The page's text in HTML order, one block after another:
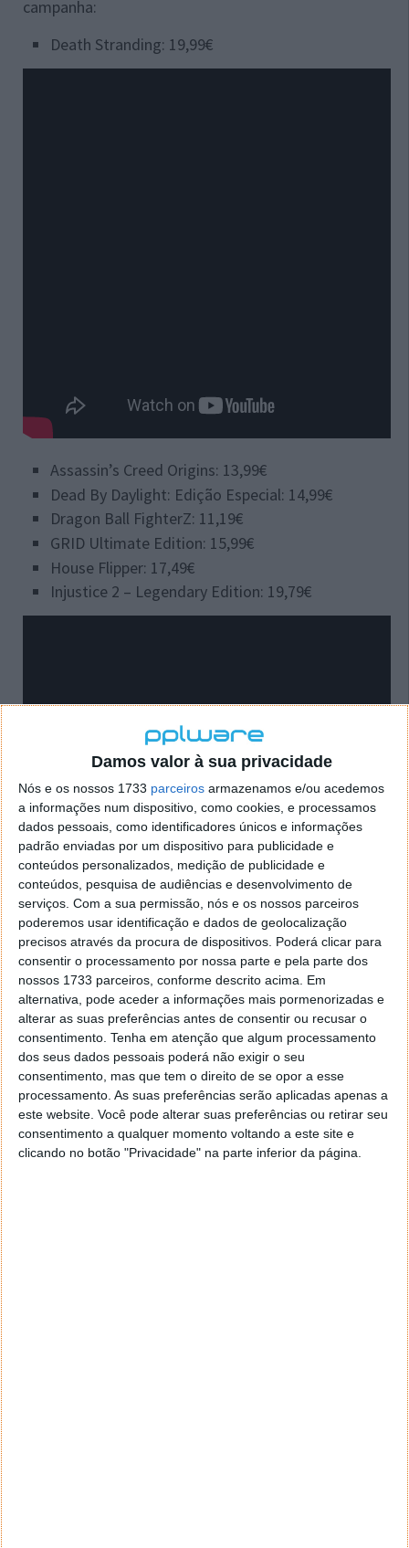
Damos valor à sua privacidade
Nós e os nossos 1733 parceiros armazenamos e/ou acedemos
a informações num dispositivo, como cookies, e processamos
dados pessoais, como identificadores únicos e informações
padrão enviadas por um dispositivo para publicidade e
conteúdos personalizados, medição de publicidade e
conteúdos, pesquisa de audiências e desenvolvimento de
serviços. Com a sua permissão, nós e os nossos parceiros
poderemos usar identificação e dados de geolocalização
precisos através da procura de dispositivos. Poderá clicar para
consentir o processamento por nossa parte e pela parte dos
nossos 1733 parceiros, conforme descrito acima. Em
alternativa, pode aceder a informações mais pormenorizadas e
alterar as suas preferências antes de consentir ou recusar o
consentimento. Tenha em atenção que algum processamento
dos seus dados pessoais poderá não exigir o seu
consentimento, mas que tem o direito de se opor a esse
processamento. As suas preferências serão aplicadas apenas a
este website. Você pode alterar suas preferências ou retirar seu
consentimento a qualquer momento voltando a este site e
clicando no botão "Privacidade" na parte inferior da página.
campanha:
Death Stranding: 19,99€
Assassin’s Creed Origins: 13,99€
Dead By Daylight: Edição Especial: 14,99€
Dragon Ball FighterZ: 11,19€
GRID Ultimate Edition: 15,99€
House Flipper: 17,49€
Injustice 2 – Legendary Edition: 19,79€
Jump Force - Deluxe Edition: 19,99€
Naruto To Boruto: Shinobi Striker: 9,79€
Need for Speed™ Payback: 8,99€
Overcooked: Gourmet Edition: 7,99€
Payday 2: Crimewave Edition: 3,59€
Resident Evil 2 Deluxe: 19,99€
The Crew 2 – Edição Deluxe: 11,99€